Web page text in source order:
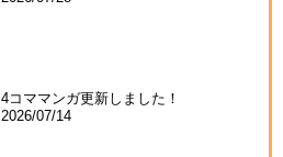
4コママンガ更新しました！
2026/07/14